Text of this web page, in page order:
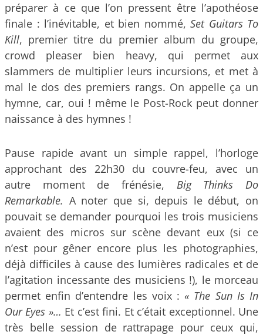
préparer à ce que l’on pressent être l’apothéose
finale : l’inévitable, et bien nommé, Set Guitars To
Kill, premier titre du premier album du groupe,
crowd pleaser bien heavy, qui permet aux
slammers de multiplier leurs incursions, et met à
mal le dos des premiers rangs. On appelle ça un
hymne, car, oui ! même le Post-Rock peut donner
naissance à des hymnes !
Pause rapide avant un simple rappel, l’horloge
approchant des 22h30 du couvre-feu, avec un
autre moment de frénésie, Big Thinks Do
Remarkable. A noter que si, depuis le début, on
pouvait se demander pourquoi les trois musiciens
avaient des micros sur scène devant eux (si ce
n’est pour gêner encore plus les photographies,
déjà difficiles à cause des lumières radicales et de
l’agitation incessante des musiciens !), le morceau
permet enfin d’entendre les voix :« The Sun Is In
Our Eyes »… Et c’est fini. Et c’était exceptionnel. Une
très belle session de rattrapage pour ceux qui,